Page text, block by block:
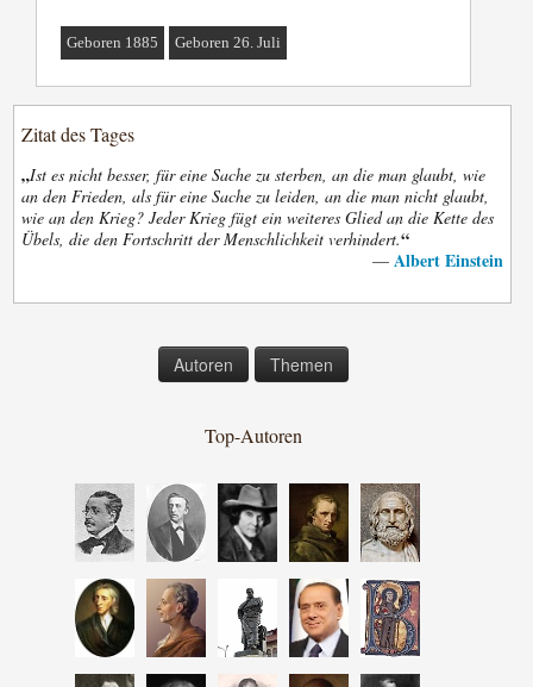
Geboren 1885 Geboren 26. Juli
Zitat des Tages
„Ist es nicht besser, für eine Sache zu sterben, an die man glaubt, wie
an den Frieden, als für eine Sache zu leiden, an die man nicht glaubt,
wie an den Krieg? Jeder Krieg fügt ein weiteres Glied an die Kette des
Übels, die den Fortschritt der Menschlichkeit verhindert.“
— Albert Einstein
Autoren Themen
Top-Autoren